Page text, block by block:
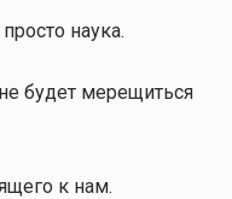
наука.
будет мерещиться
к нам.